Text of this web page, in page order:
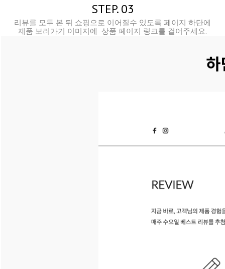
STEP. 03
리뷰를 모두 본 뒤 쇼핑으로 이어질수 있도록 페이지 하단에
제품 보러가기 이미지에 상품 페이지 링크를 걸어주세요.